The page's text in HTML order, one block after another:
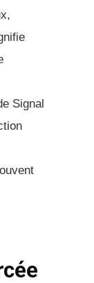
Signal